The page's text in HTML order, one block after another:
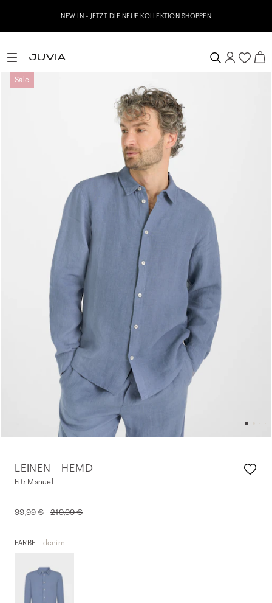
NEW IN - JETZT DIE NEUE KOLLEKTION SHOPPEN
Sale
LEINEN - HEMD
Fit: Manuel
99,99 € 219,99 €
FARBE - denim